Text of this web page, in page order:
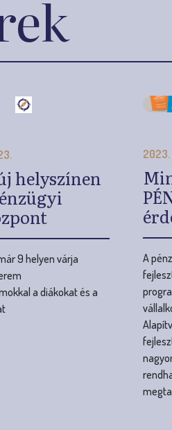
helyszínen
9 helyen várja
a diákokat és a
A